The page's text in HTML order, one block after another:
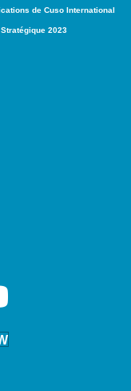
de Cuso International
2023